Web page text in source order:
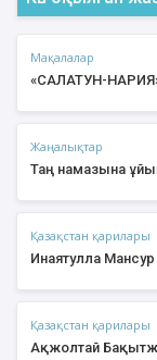
Мақалалар
«САЛАТУН-
Жаңалықтар
Таң намазына
Қазақстан қарилары
Инаятулла Мансур
Қазақстан қарилары
Ақжолтай